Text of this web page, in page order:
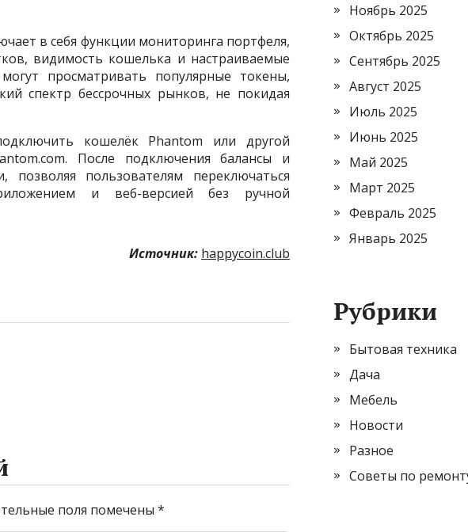
в себя функции мониторинга портфеля,
видимость кошелька и настраиваемые
просматривать популярные токены,
спектр бессрочных рынков, не покидая
кошелёк Phantom или другой
После подключения балансы и
позволяя пользователям переключаться
и веб-версией без ручной
Источник: happycoin.club
поля помечены *
Ноябрь 2025
Октябрь 2025
Сентябрь 2025
Август 2025
Июль 2025
Июнь 2025
Май 2025
Март 2025
Февраль 2025
Январь 2025
Рубрики
Бытовая техника
Дача
Мебель
Новости
Разное
Советы по